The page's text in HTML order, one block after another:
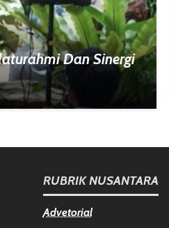
Dan Sinergi
RUBRIK NUSANTARA
Advetorial